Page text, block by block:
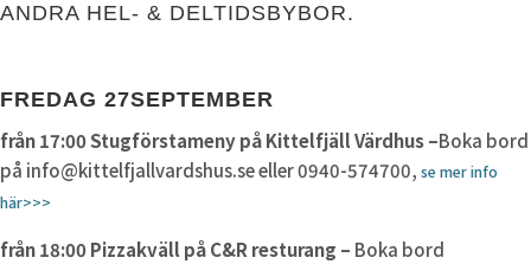
ANDRA HEL- & DELTIDSBYBOR.
FREDAG 27SEPTEMBER
från 17:00 Stugförstameny på Kittelfjäll Värdhus –Boka bord
på info@kittelfjallvardshus.se eller 0940-574700, se mer info
här>>>
från 18:00 Pizzakväll på C&R resturang – Boka bord